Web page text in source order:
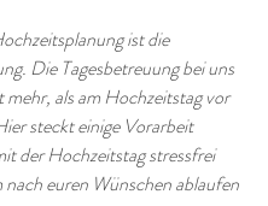
ist die
Die Tagesbetreuung bei uns
mehr, als am Hochzeitstag vor
steckt einige Vorarbeit
der Hochzeitstag stressfrei
nach euren Wünschen ablaufen